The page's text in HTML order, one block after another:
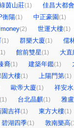
茵山莊(1)
佳昌大都
衡陽(1) 中正豪園(1)
(2) 世運大樓(1)
(1) 群樂大廈(1)
儒
館前雙星(1)
大
裔(1) 建築年鑑(1)
固大樓(1) 上陽門第(1)
歐帝大廈(1)
祥安
(1) 台北晶麒(1)
雅
園吉祥(1) 東方大樓(1)
碧湖四季(1) 敦南樂高